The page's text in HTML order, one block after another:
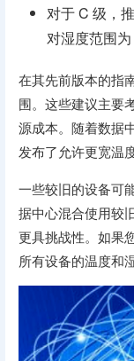
对于 C 级，
对湿度范围为
在其先前版本的指
围。这些建议主要
源成本。随着数据
发布了允许更宽温
一些较旧的设备可
据中心混合使用较
更具挑战性。如果
所有设备的温度和